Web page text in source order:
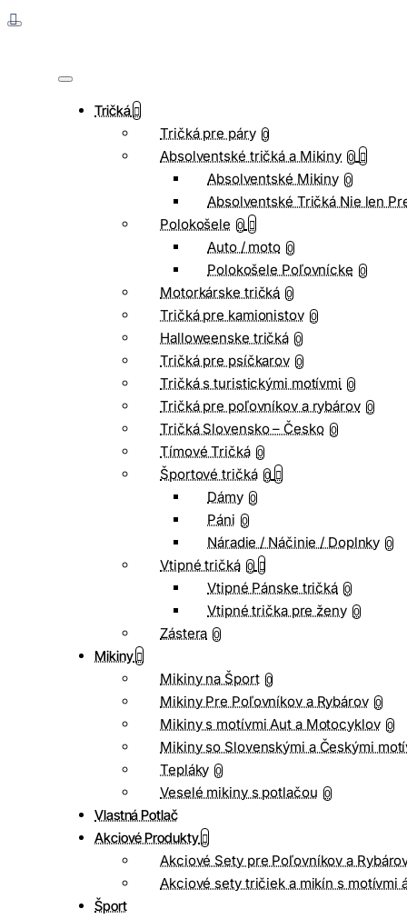
Tričká
Tričká pre páry 0
Absolventské tričká a Mikiny 0
Absolventské Mikiny 0
Absolventské Tričká Nie len
Polokošele 0
Auto / moto 0
Polokošele Poľovnícke 0
Motorkárske tričká 0
Tričká pre kamionistov 0
Halloweenske tričká 0
Tričká pre psíčkarov 0
Tričká s turistickými motívmi 0
Tričká pre poľovníkov a rybárov 0
Tričká Slovensko – Česko 0
Tímové Tričká 0
Športové tričká 0
Dámy 0
Páni 0
Náradie / Náčinie / Doplnky 0
Vtipné tričká 0
Vtipné Pánske tričká 0
Vtipné trička pre ženy 0
Zástera 0
Mikiny
Mikiny na Šport 0
Mikiny Pre Poľovníkov a Rybárov 0
Mikiny s motívmi Aut a Motocyklov 0
Mikiny so Slovenskými a Českými
Tepláky 0
Veselé mikiny s potlačou 0
Vlastná Potlač
Akciové Produkty
Akciové Sety pre Poľovníkov a
Akciové sety tričiek a mikín s motívmi
Šport